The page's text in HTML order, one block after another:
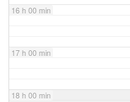
16 h 00 min
17 h 00 min
18 h 00 min